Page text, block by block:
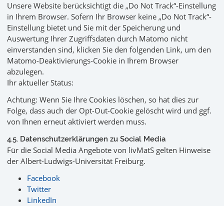
Unsere Website berücksichtigt die „Do Not Track“-Einstellung
in Ihrem Browser. Sofern Ihr Browser keine „Do Not Track“-
Einstellung bietet und Sie mit der Speicherung und
Auswertung Ihrer Zugriffsdaten durch Matomo nicht
einverstanden sind, klicken Sie den folgenden Link, um den
Matomo-Deaktivierungs-Cookie in Ihrem Browser
abzulegen.
Ihr aktueller Status:
Achtung: Wenn Sie Ihre Cookies löschen, so hat dies zur
Folge, dass auch der Opt-Out-Cookie gelöscht wird und ggf.
von Ihnen erneut aktiviert werden muss.
4.5. Datenschutzerklärungen zu Social Media
Für die Social Media Angebote von livMatS gelten Hinweise
der Albert-Ludwigs-Universität Freiburg.
Facebook
Twitter
LinkedIn